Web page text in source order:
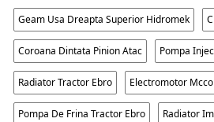
Geam Usa Dreapta Superior Hidromek
Coroana Dintata Pinion Atac Pompa
Radiator Tractor Ebro Electromotor
Pompa De Frina Tractor Ebro Radiator